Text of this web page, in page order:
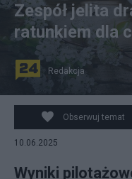
Zespół jelita
ratunkiem dla
Redakcja
Obserwuj temat
10.06.2025
Wyniki